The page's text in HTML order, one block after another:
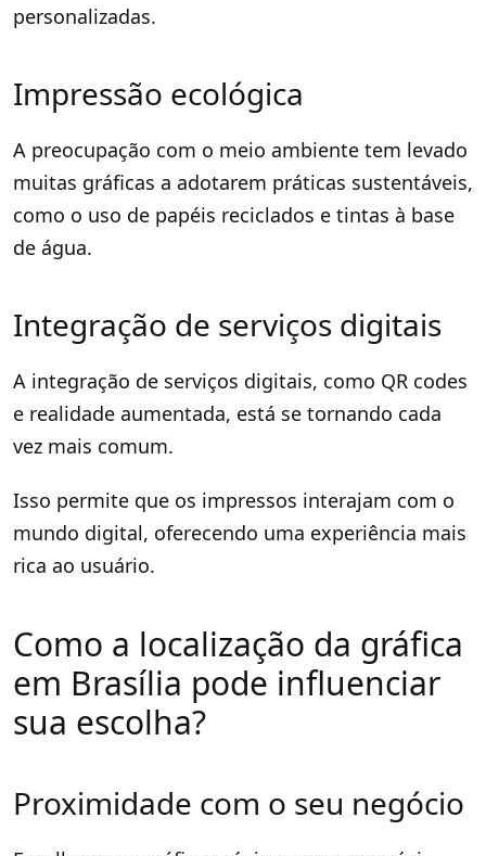
personalizadas.
Impressão ecológica
A preocupação com o meio ambiente tem levado
muitas gráficas a adotarem práticas sustentáveis,
como o uso de papéis reciclados e tintas à base
de água.
Integração de serviços digitais
A integração de serviços digitais, como QR codes
e realidade aumentada, está se tornando cada
vez mais comum.
Isso permite que os impressos interajam com o
mundo digital, oferecendo uma experiência mais
rica ao usuário.
Como a localização da gráfica
em Brasília pode influenciar
sua escolha?
Proximidade com o seu negócio